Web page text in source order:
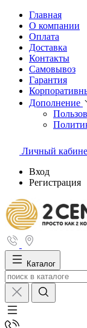
Главная
О компании
Оплата
Доставка
Контакты
Самовывоз
Гарантия
Дополнение
Личный
Вход
Регистрация
Каталог